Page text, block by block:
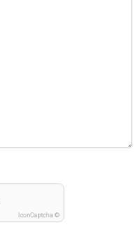
IconCaptcha ©